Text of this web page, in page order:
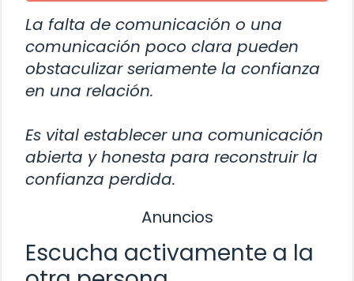
La falta de comunicación o una
comunicación poco clara pueden
obstaculizar seriamente la confianza
en una relación.
Es vital establecer una comunicación
abierta y honesta para reconstruir la
confianza perdida.
Anuncios
Escucha activamente a la